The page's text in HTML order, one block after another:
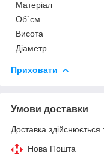
Матеріал
Об`єм
Висота
Діаметр
Приховати
Умови доставки
Доставка здійснюється
Нова Пошта